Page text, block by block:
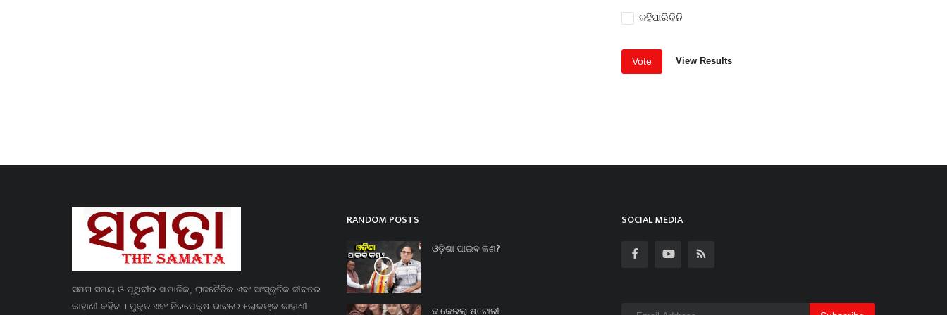
କହିପାରିବିନି
Vote View Results
ସମତା ସମୟ ଓ ପୃଥିବୀର ସାମାଜିକ, ରାଜନୈତିକ ଏବଂ ସାଂସ୍କୃତିକ ଜୀବନର
କାହାଣୀ କହିବ । ମୁକ୍ତ ଏବଂ ନିରପେକ୍ଷ ଭାବରେ ଲୋକଙ୍କ କାହାଣୀ
RANDOM POSTS
ଓଡ଼ିଶା ପାଇବ କଣ?
ଦ କେରଲା ଷ୍ଟୋରୀ
SOCIAL MEDIA